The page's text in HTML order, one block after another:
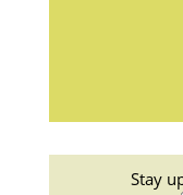
Stay